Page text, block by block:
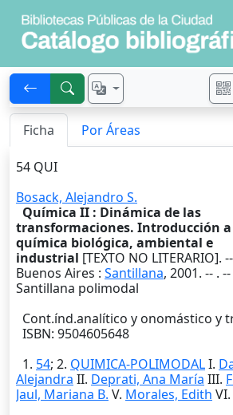
Ficha Por Áreas
54 QUI
Bosack, Alejandro S.
Química II : Dinámica de las
transformaciones. Introducción
química biológica, ambiental e
industrial [TEXTO NO LITERARIO]. --
Buenos Aires : Santillana, 2001. -- . --
Santillana polimodal
Cont.índ.analítico y onomástico y
ISBN: 9504605648
1. 54; 2. QUIMICA-POLIMODALI.
Alejandra II. Deprati, Ana María III.
Jaul, Mariana B. V. Morales, Edith VI.